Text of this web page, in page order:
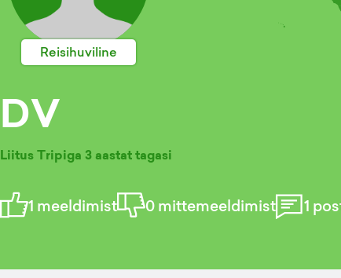
Reisihuviline
DV
Liitus Tripiga 3 aastat tagasi
1 meeldimist 0mittemeeldimist 1